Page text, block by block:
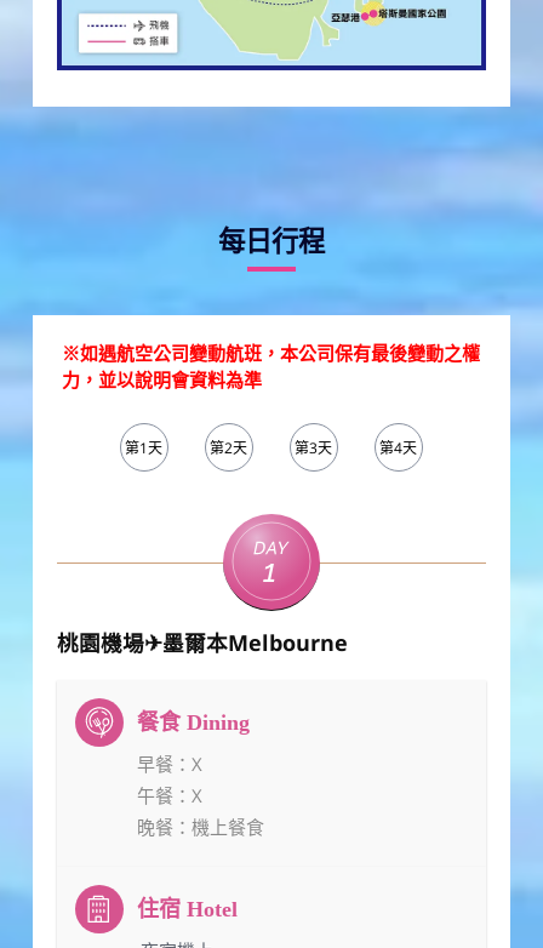
每日行程
※如遇航空公司變動航班，本公司保有最後變動之權
力，並以說明會資料為準
第1天 第2天 第3天 第4天
Day
1
桃園機場✈墨爾本Melbourne
早餐 ：X
午餐 ：X
晚餐 ：機上餐食